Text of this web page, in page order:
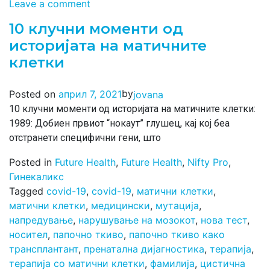
Leave a comment
10 клучни моменти од
историјата на матичните
клетки
Posted on април 7, 2021byjovana
10 клучни моменти од историјата на матичните клетки:
1989: Добиен првиот “нокаут” глушец, кај кој беа
отстранети специфични гени, што
Posted in Future Health, Future Health, Nifty Pro,
Гинекаликс
Tagged covid-19, covid-19, матични клетки,
матични клетки, медицински, мутација,
напредување, нарушување на мозокот, нова тест,
носител, папочно ткиво, папочно ткиво како
трансплантант, пренатална дијагностика, терапија,
терапија со матични клетки, фамилија, цистична